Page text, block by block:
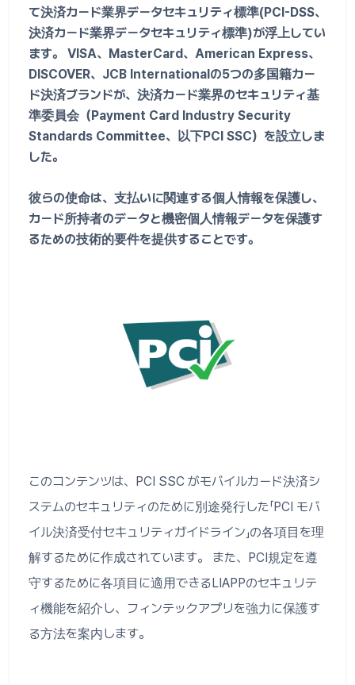
て決済カード業界データセキュリティ標準(PCI-DSS、
決済カード業界データセキュリティ標準)が浮上してい
ます。 VISA、MasterCard、American Express、
DISCOVER、JCB Internationalの5つの多国籍カー
ド決済ブランドが、決済カード業界のセキュリティ基
準委員会（Payment Card Industry Security
Standards Committee、以下PCI SSC）を設立しま
した。
彼らの使命は、支払いに関連する個人情報を保護し、
カード所持者のデータと機密個人情報データを保護す
るための技術的要件を提供することです。
このコンテンツは、PCI SSC がモバイルカード決済シ
ステムのセキュリティのために別途発行した「PCI モバ
イル決済受付セキュリティガイドライン」の各項目を理
解するために作成されています。 また、PCI規定を遵
守するために各項目に適用できるLIAPPのセキュリテ
ィ機能を紹介し、フィンテックアプリを強力に保護す
る方法を案内します。